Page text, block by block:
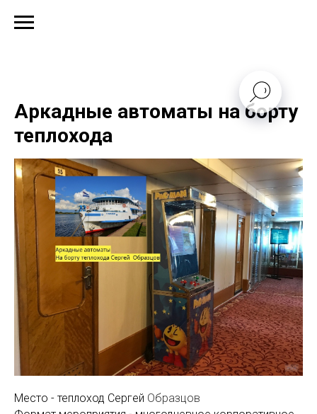
Аркадные автоматы на борту
теплохода
Место - теплоход Сергей Образцов